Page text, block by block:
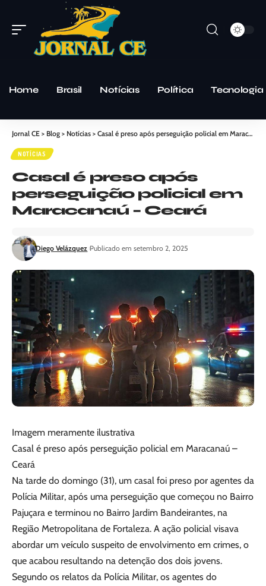
Home Brasil Notícias Política Tecnologia
Jornal CE > Blog > Notícias > Casal é preso após perseguição policial em Maracanaú – Ceará
NOTÍCIAS
Casal é preso após
perseguição policial em
Maracanaú – Ceará
Diego Velázquez Publicado em setembro 2, 2025
Imagem meramente ilustrativa
Casal é preso após perseguição policial em Maracanaú –
Ceará
Na tarde do domingo (31), um casal foi preso por agentes da
Polícia Militar, após uma perseguição que começou no Bairro
Pajuçara e terminou no Bairro Jardim Bandeirantes, na
Região Metropolitana de Fortaleza. A ação policial visava
abordar um veículo suspeito de envolvimento em crimes, o
que acabou resultando na detenção dos dois jovens.
Segundo os relatos da Polícia Militar, os agentes do